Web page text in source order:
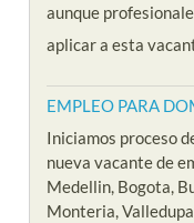
aunque
aplicar a esta
EMPLEO PARA
Iniciamos proceso
nueva vacante de
Medellin, Bogota,
Monteria,